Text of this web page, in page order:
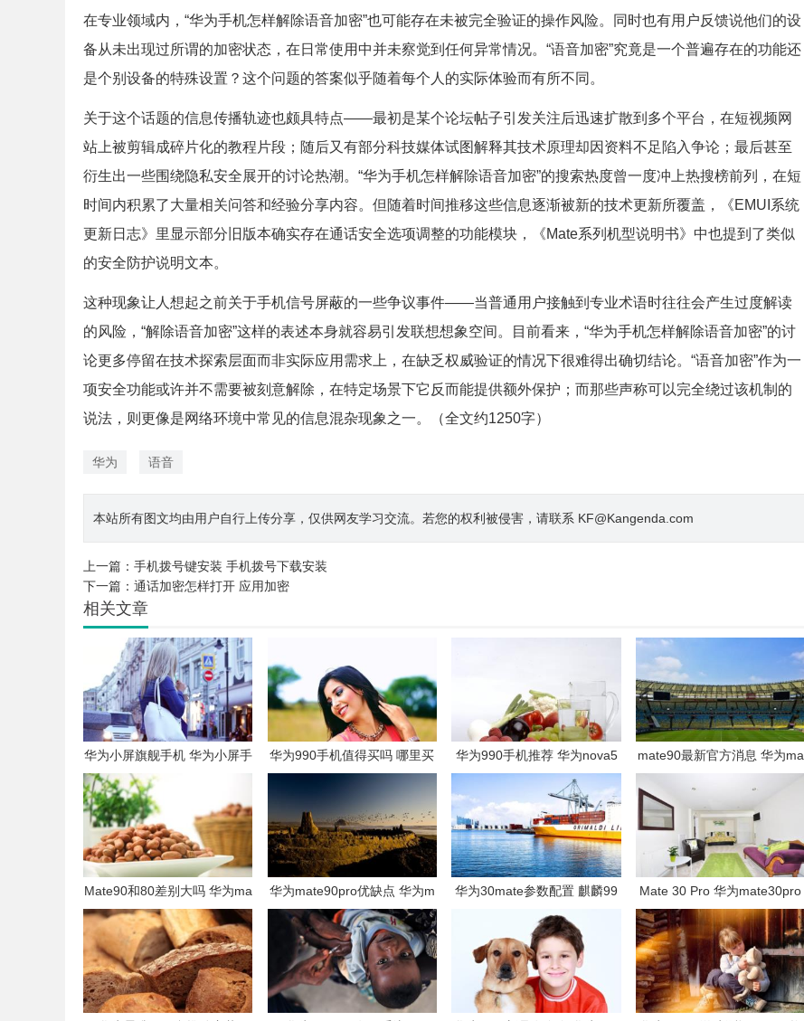
在专业领域内，“华为手机怎样解除语音加密”也可能存在未被完全验证的操作风险。同时也有用户反馈说他们的设
备从未出现过所谓的加密状态，在日常使用中并未察觉到任何异常情况。“语音加密”究竟是一个普遍存在的功能还
是个别设备的特殊设置？这个问题的答案似乎随着每个人的实际体验而有所不同。
关于这个话题的信息传播轨迹也颇具特点——最初是某个论坛帖子引发关注后迅速扩散到多个平台，在短视频网
站上被剪辑成碎片化的教程片段；随后又有部分科技媒体试图解释其技术原理却因资料不足陷入争论；最后甚至
衍生出一些围绕隐私安全展开的讨论热潮。“华为手机怎样解除语音加密”的搜索热度曾一度冲上热搜榜前列，在短
时间内积累了大量相关问答和经验分享内容。但随着时间推移这些信息逐渐被新的技术更新所覆盖，《EMUI系统
更新日志》里显示部分旧版本确实存在通话安全选项调整的功能模块，《Mate系列机型说明书》中也提到了类似
的安全防护说明文本。
这种现象让人想起之前关于手机信号屏蔽的一些争议事件——当普通用户接触到专业术语时往往会产生过度解读
的风险，“解除语音加密”这样的表述本身就容易引发联想想象空间。目前看来，“华为手机怎样解除语音加密”的讨
论更多停留在技术探索层面而非实际应用需求上，在缺乏权威验证的情况下很难得出确切结论。“语音加密”作为一
项安全功能或许并不需要被刻意解除，在特定场景下它反而能提供额外保护；而那些声称可以完全绕过该机制的
说法，则更像是网络环境中常见的信息混杂现象之一。（全文约1250字）
华为 语音
本站所有图文均由用户自行上传分享，仅供网友学习交流。若您的权利被侵害，请联系 KF@Kangenda.com
上一篇： 手机拨号键安装 手机拨号下载安装
下一篇： 通话加密怎样打开 应用加密
相关文章
华为小屏旗舰手机 华为小屏手
机大全
华为990手机值得买吗 哪里买
华为手机便宜
华为990手机推荐 华为nova5
mate90最新官方消息 华为ma
Mate90和80差别大吗 华为ma
te90真机图
华为mate90pro优缺点 华为m
ate90pro多少钱一台
华为30mate参数配置 麒麟99
Mate 30 Pro 华为mate30pro
参数